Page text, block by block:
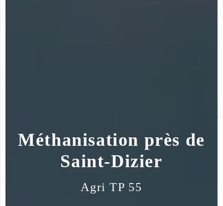
Méthanisation près de
Saint-Dizier
Agri TP 55